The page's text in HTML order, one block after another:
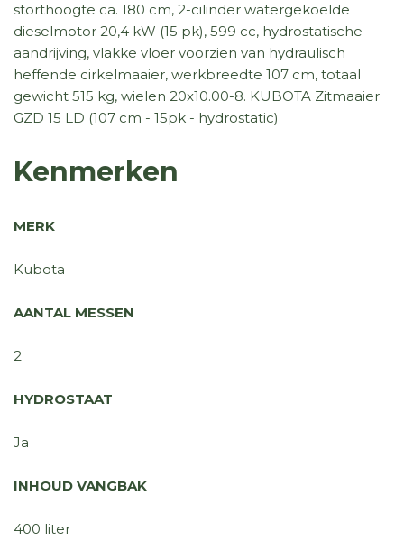
storthoogte ca. 180 cm, 2-cilinder watergekoelde
dieselmotor 20,4 kW (15 pk), 599 cc, hydrostatische
aandrijving, vlakke vloer voorzien van hydraulisch
heffende cirkelmaaier, werkbreedte 107 cm, totaal
gewicht 515 kg, wielen 20x10.00-8. KUBOTA Zitmaaier
GZD 15 LD (107 cm - 15pk - hydrostatic)
Kenmerken
MERK
Kubota
AANTAL MESSEN
2
HYDROSTAAT
Ja
INHOUD VANGBAK
400 liter